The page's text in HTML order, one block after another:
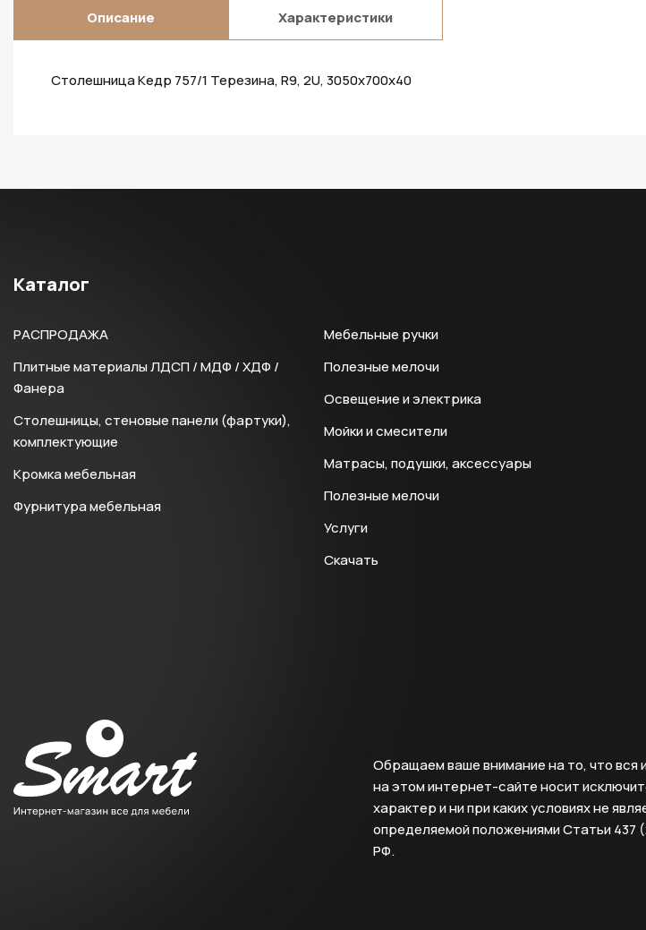
Описание Характеристики
Столешница Кедр 757/1 Терезина, R9, 2U, 3050х700х40
Каталог
РАСПРОДАЖА
Плитные материалы ЛДСП / МДФ / ХДФ /
Фанера
Столешницы, стеновые панели (фартуки),
комплектующие
Кромка мебельная
Фурнитура мебельная
Мебельные ручки
Полезные мелочи
Освещение и электрика
Мойки и смесители
Матрасы, подушки, аксессуары
Полезные мелочи
Услуги
Скачать
Обращаем ваше внимание на то, что вся
на этом интернет-сайте носит
характер и ни при каких условиях не
определяемой положениями Статьи 437
РФ.